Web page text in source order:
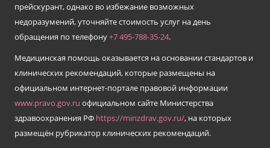
прейскурант, однако во избежание возможных
недоразумений, уточняйте стоимость услуг на день
обращения по телефону+7 495-788-35-24.
Медицинская помощь оказывается на основании стандартов и
клинических рекомендаций, которые размещены на
официальном интернет-портале правовой информации
www.pravo.gov.ru официальном сайте Министерства
здравоохранения РФ https://minzdrav.gov.ru/, на которых
размещён рубрикатор клинических рекомендаций.